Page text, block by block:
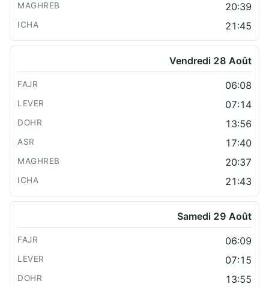
20:39
21:45
Vendredi 28 Août
06:08
07:14
13:56
17:40
20:37
21:43
Samedi 29 Août
06:09
07:15
13:55